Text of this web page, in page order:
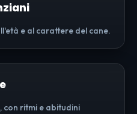
e al carattere del cane.
con ritmi e abitudini